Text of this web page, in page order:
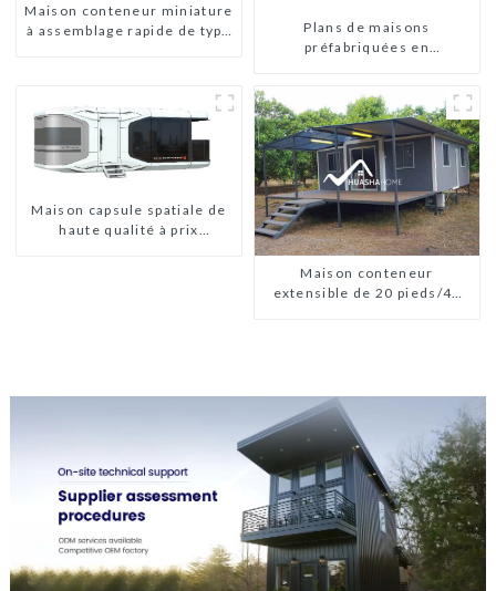
Maison conteneur miniature
à assemblage rapide de type
Plans de maisons
préfabriquées en
maisons en kit
préfabriquées
Maison capsule spatiale de
haute qualité à prix
Maison conteneur
extensible de 20 pieds/40